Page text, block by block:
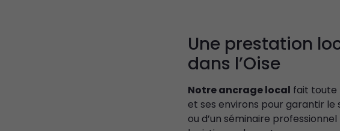
Une prestation
dans l’Oise
Notre ancrage local fait toute
et ses environs pour garantir le
ou d’un séminaire